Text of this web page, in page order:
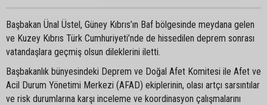
Başbakan Ünal Üstel, Güney Kıbrıs’ın Baf bölgesinde meydana gelen
ve Kuzey Kıbrıs Türk Cumhuriyeti’nde de hissedilen deprem sonrası
vatandaşlara geçmiş olsun dileklerini iletti.
Başbakanlık bünyesindeki Deprem ve Doğal Afet Komitesi ile Afet ve
Acil Durum Yönetimi Merkezi (AFAD) ekiplerinin, olası artçı sarsıntılar
ve risk durumlarına karşı inceleme ve koordinasyon çalışmalarını